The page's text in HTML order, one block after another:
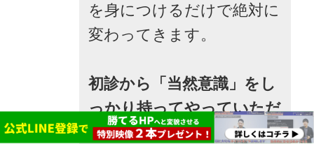
を身につけるだけで絶対に
変わってきます。
初診から「当然意識」をし
っかり持ってやっていただ
ければ、ほかの行動が同じ